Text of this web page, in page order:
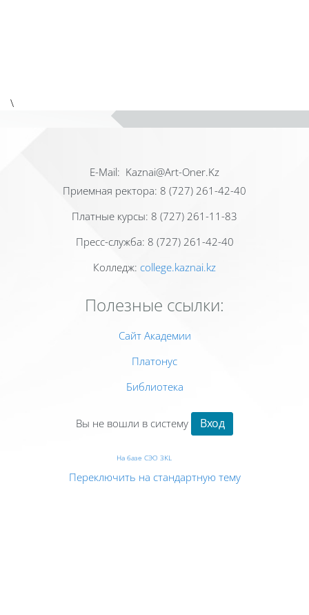
\
Е-Mail: Kaznai@Art-Oner.Kz
Приемная ректора: 8 (727) 261-42-40
Платные курсы: 8 (727) 261-11-83
Пресс-служба: 8 (727) 261-42-40
Колледж: college.kaznai.kz
Полезные ссылки:
Сайт Академии
Платонус
Библиотека
Вы не вошли в систему Вход
На базе СЭО 3KL
Переключить на стандартную тему